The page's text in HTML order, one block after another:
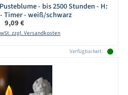
- bis 2500 Stunden - H:
Timer - weiß/schwarz
Regulärer Preis:
9,09 €
zzgl. Versandkosten
Verfügbarkeit: